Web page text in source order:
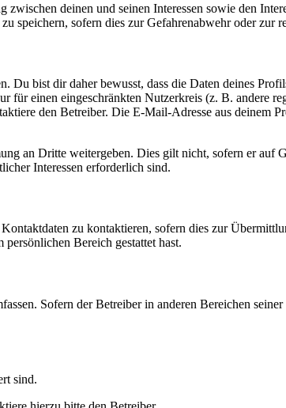
zwischen deinen und seinen Interessen sowie den
speichern, sofern dies zur Gefahrenabwehr oder zur
Du bist dir daher bewusst, dass die Daten deines
für einen eingeschränkten Nutzerkreis (z. B. andere
den Betreiber. Die E-Mail-Adresse aus deinem
an Dritte weitergeben. Dies gilt nicht, sofern er auf
Interessen erforderlich sind.
zu kontaktieren, sofern dies zur
Bereich gestattet hast.
Sofern der Betreiber in anderen Bereichen
sind.